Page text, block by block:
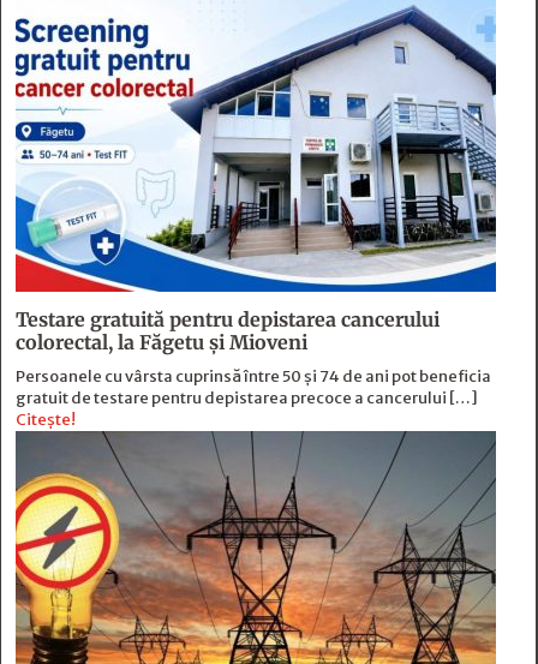
Testare gratuită pentru depistarea cancerului
colorectal, la Făgetu și Mioveni
Persoanele cu vârsta cuprinsă între 50 și 74 de ani pot beneficia
gratuit de testare pentru depistarea precoce a cancerului […]
Citește!